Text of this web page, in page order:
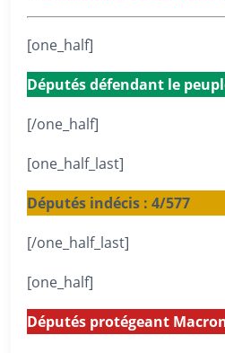
[one_half]
Députés défendant le
[/one_half]
[one_half_last]
Députés indécis : 4/577
[/one_half_last]
[one_half]
Députés protégeant